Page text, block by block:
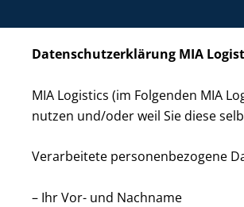
Datenschutzerklärung MIA
MIA Logistics (im Folgenden MIA
nutzen und/oder weil Sie diese
Verarbeitete personenbezogene
– Ihr Vor- und Nachname